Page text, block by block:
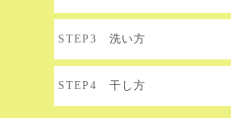
STEP3 洗い方
STEP4 干し方